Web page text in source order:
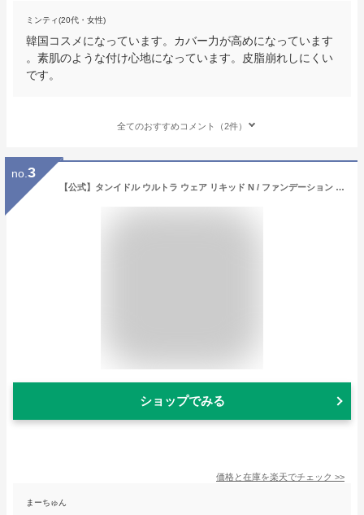
ミンティ(20代・女性)
韓国コスメになっています。カバー力が高めになっています
。素肌のような付け心地になっています。皮脂崩れしにくい
です。
全てのおすすめコメント（2件）
no. 3
【公式】タンイドル ウルトラ ウェア リキッド N / ファンデーション / ランコム lancome 正規品 カバー力 スキンケア ウルトラファンデ SPF48 PA++ UV シミ隠し 毛穴 メイク 薄膜密着 プレゼント 誕生日 彼女 母 化粧品 コスメ メイク デパコス ギフト 高級
ショップでみる
価格と在庫を楽天でチェック >>
まーちゅん